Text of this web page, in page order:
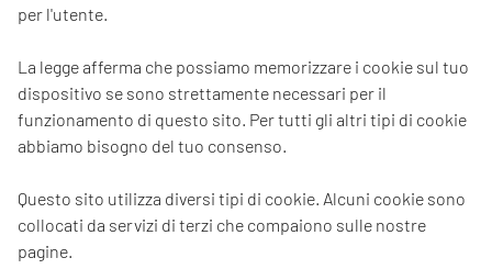
per l'utente.
La legge afferma che possiamo memorizzare i cookie sul tuo
dispositivo se sono strettamente necessari per il
funzionamento di questo sito. Per tutti gli altri tipi di cookie
abbiamo bisogno del tuo consenso.
Questo sito utilizza diversi tipi di cookie. Alcuni cookie sono
collocati da servizi di terzi che compaiono sulle nostre
pagine.